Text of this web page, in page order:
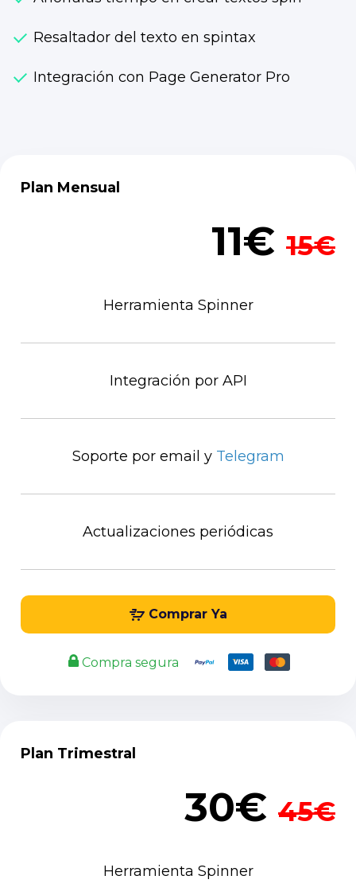
Resaltador del texto en spintax
Integración con Page Generator Pro
Plan Mensual
11€ 15€
Herramienta Spinner
Integración por API
Soporte por email y Telegram
Actualizaciones periódicas
Comprar Ya
Compra segura
Plan Trimestral
30€ 45€
Herramienta Spinner